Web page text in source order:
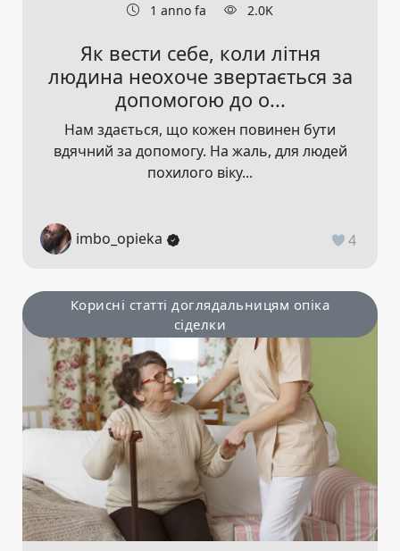
1 anno fa 2.0K
Як вести себе, коли літня
людина неохоче звертається за
допомогою до о...
Нам здається, що кожен повинен бути
вдячний за допомогу. На жаль, для людей
похилого віку...
imbo_opieka 4
Корисні статті доглядальницям опіка
сіделки